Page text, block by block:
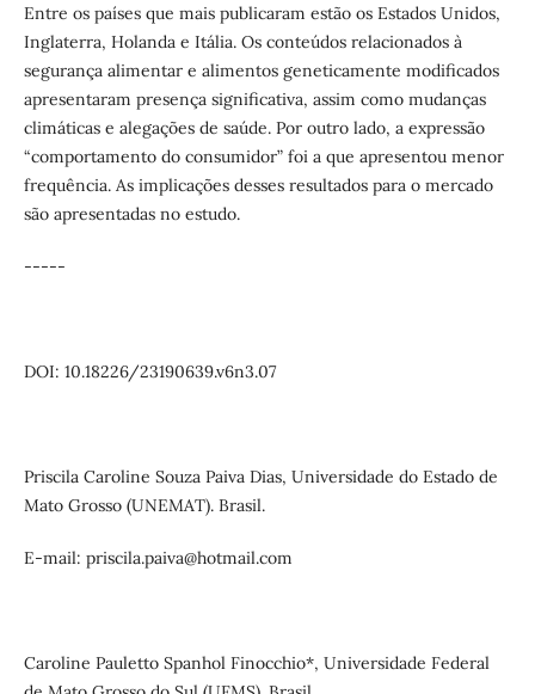
Entre os países que mais publicaram estão os Estados Unidos,
Inglaterra, Holanda e Itália. Os conteúdos relacionados à
segurança alimentar e alimentos geneticamente modificados
apresentaram presença significativa, assim como mudanças
climáticas e alegações de saúde. Por outro lado, a expressão
“comportamento do consumidor” foi a que apresentou menor
frequência. As implicações desses resultados para o mercado
são apresentadas no estudo.
-----
DOI: 10.18226/23190639.v6n3.07
Priscila Caroline Souza Paiva Dias, Universidade do Estado de
Mato Grosso (UNEMAT). Brasil.
E-mail: priscila.paiva@hotmail.com
Caroline Pauletto Spanhol Finocchio*, Universidade Federal